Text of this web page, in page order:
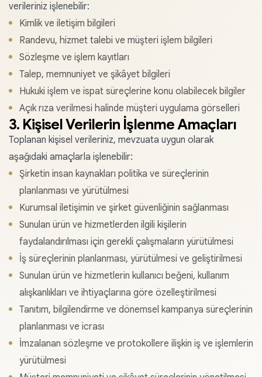
verileriniz işlenebilir:
Kimlik ve iletişim bilgileri
Randevu, hizmet talebi ve müşteri işlem bilgileri
Sözleşme ve işlem kayıtları
Talep, memnuniyet ve şikâyet bilgileri
Hukuki işlem ve ispat süreçlerine konu olabilecek bilgiler
Açık rıza verilmesi halinde müşteri uygulama görselleri
3. Kişisel Verilerin İşlenme Amaçları
Toplanan kişisel verileriniz, mevzuata uygun olarak
aşağıdaki amaçlarla işlenebilir:
Şirketin insan kaynakları politika ve süreçlerinin
planlanması ve yürütülmesi
Kurumsal iletişimin ve şirket güvenliğinin sağlanması
Sunulan ürün ve hizmetlerden ilgili kişilerin
faydalandırılması için gerekli çalışmaların yürütülmesi
İş süreçlerinin planlanması, yürütülmesi ve geliştirilmesi
Sunulan ürün ve hizmetlerin kullanıcı beğeni, kullanım
alışkanlıkları ve ihtiyaçlarına göre özelleştirilmesi
Tanıtım, bilgilendirme ve dönemsel kampanya süreçlerinin
planlanması ve icrası
İmzalanan sözleşme ve protokollere ilişkin iş ve işlemlerin
yürütülmesi